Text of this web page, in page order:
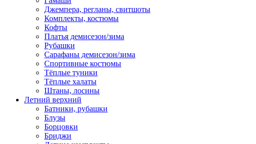
Джемпера, регланы, свитшоты
Комплекты, костюмы
Кофты
Платья демисезон/зима
Рубашки
Сарафаны демисезон/зима
Спортивные костюмы
Тёплые туники
Тёплые халаты
Штаны, лосины
Летний верхний
Батники, рубашки
Блузы
Борцовки
Бриджи